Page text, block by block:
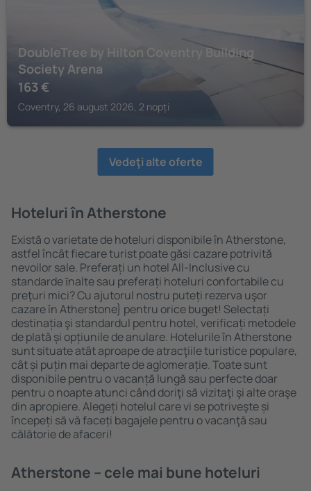
DoubleTree by Hilton Coventry Building
Society Arena
163 €
Coventry, 26 august 2026, 2 nopți
Vedeţi alte oferte
Hoteluri în Atherstone
Există o varietate de hoteluri disponibile în Atherstone,
astfel încât fiecare turist poate găsi cazare potrivită
nevoilor sale. Preferați un hotel All-Inclusive cu
standarde ȋnalte sau preferați hoteluri confortabile cu
preţuri mici? Cu ajutorul nostru puteți rezerva uşor
cazare în Atherstone} pentru orice buget! Selectați
destinația şi standardul pentru hotel, verificați metodele
de plată și opțiunile de anulare. Hotelurile în Atherstone
sunt situate atât aproape de atracţiile turistice populare,
cât și puțin mai departe de aglomerație. Toate sunt
disponibile pentru o vacanță lungă sau perfecte doar
pentru o noapte atunci când doriţi să vizitaţi şi alte oraşe
din apropiere. Alegeți hotelul care vi se potriveşte și
începeți să vă faceți bagajele pentru o vacanţă sau
călătorie de afaceri!
Atherstone – cele mai bune hoteluri